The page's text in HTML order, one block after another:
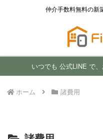
仲介手数料無料の新
いつでも 公式LINE で
ホーム 諸費用